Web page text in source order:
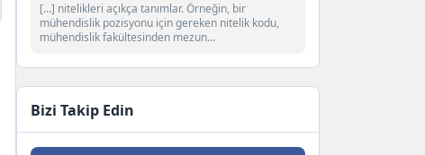
[…] nitelikleri açıkça tanımlar. Örneğin, bir
mühendislik pozisyonu için gereken nitelik kodu,
mühendislik fakültesinden mezun...
Bizi Takip Edin